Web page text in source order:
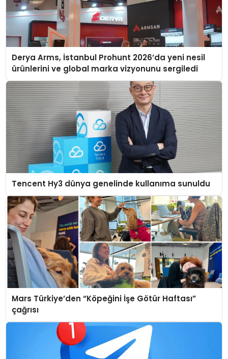
Derya Arms, İstanbul Prohunt 2026’da yeni nesil
ürünlerini ve global marka vizyonunu sergiledi
Tencent Hy3 dünya genelinde kullanıma sunuldu
Mars Türkiye’den “Köpeğini İşe Götür Haftası”
çağrısı